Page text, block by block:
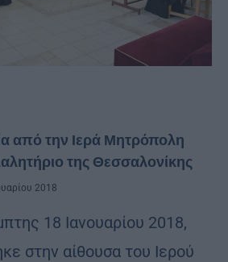
από την Ιερά Μητρόπολη
της Θεσσαλονίκης
2018
18 Ιανουαρίου 2018,
στην αίθουσα του Ιερού